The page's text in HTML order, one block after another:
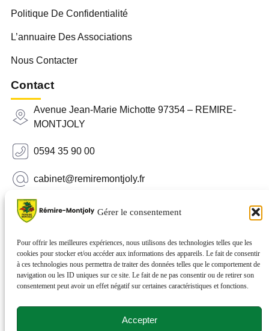
Gérer le consentement
Pour offrir les meilleures expériences, nous utilisons des technologies telles que les
cookies pour stocker et/ou accéder aux informations des appareils. Le fait de consentir
à ces technologies nous permettra de traiter des données telles que le comportement de
navigation ou les ID uniques sur ce site. Le fait de ne pas consentir ou de retirer son
consentement peut avoir un effet négatif sur certaines caractéristiques et fonctions.
Accepter
Politique De Confidentialité
L’annuaire Des Associations
Nous Contacter
Contact
Avenue Jean-Marie Michotte 97354 – REMIRE-
MONTJOLY
0594 35 90 00
cabinet@remiremontjoly.fr
Newsletter
nouvelles de votre commune.